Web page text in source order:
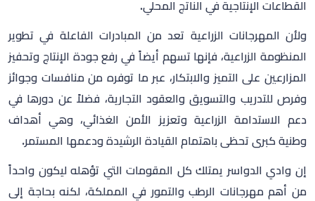
القطاعات الإنتاجية في الناتج المحلي.
ولأن المهرجانات الزراعية تعد من المبادرات الفاعلة في تطوير
المنظومة الزراعية، فإنها تسهم أيضاً في رفع جودة الإنتاج وتحفيز
المزارعين على التميز والابتكار، عبر ما توفره من منافسات وجوائز
وفرص للتدريب والتسويق والعقود التجارية، فضلاً عن دورها في
دعم الاستدامة الزراعية وتعزيز الأمن الغذائي، وهي أهداف
وطنية كبرى تحظى باهتمام القيادة الرشيدة ودعمها المستمر.
إن وادي الدواسر يمتلك كل المقومات التي تؤهله ليكون واحداً
من أهم مهرجانات الرطب والتمور في المملكة، لكنه بحاجة إلى